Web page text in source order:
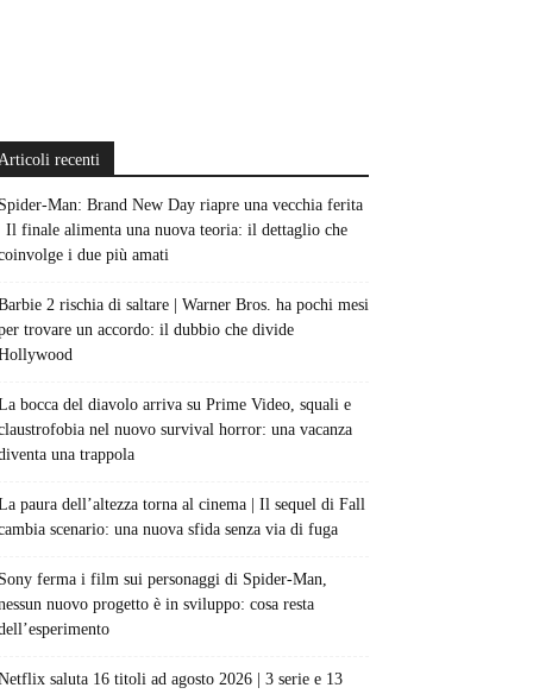
recenti
Man: Brand New Day riapre una vecchia ferita
Il finale alimenta una nuova teoria: il dettaglio che
i due più amati
2 rischia di saltare | Warner Bros. ha pochi mesi
trovare un accordo: il dubbio che divide
bocca del diavolo arriva su Prime Video, squali e
nel nuovo survival horror: una vacanza
una trappola
paura dell’altezza torna al cinema | Il sequel di Fall
scenario: una nuova sfida senza via di fuga
ferma i film sui personaggi di Spider-Man,
nuovo progetto è in sviluppo: cosa resta
saluta 16 titoli ad agosto 2026 | 3 serie e 13